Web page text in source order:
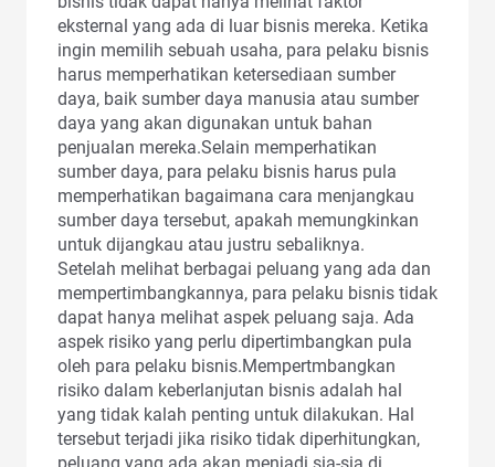
eksternal yang ada di luar bisnis mereka. Ketika
ingin memilih sebuah usaha, para pelaku bisnis
harus memperhatikan ketersediaan sumber
daya, baik sumber daya manusia atau sumber
daya yang akan digunakan untuk bahan
penjualan mereka.Selain memperhatikan
sumber daya, para pelaku bisnis harus pula
memperhatikan bagaimana cara menjangkau
sumber daya tersebut, apakah memungkinkan
untuk dijangkau atau justru sebaliknya.
Setelah melihat berbagai peluang yang ada dan
mempertimbangkannya, para pelaku bisnis tidak
dapat hanya melihat aspek peluang saja. Ada
aspek risiko yang perlu dipertimbangkan pula
oleh para pelaku bisnis.Mempertmbangkan
risiko dalam keberlanjutan bisnis adalah hal
yang tidak kalah penting untuk dilakukan. Hal
tersebut terjadi jika risiko tidak diperhitungkan,